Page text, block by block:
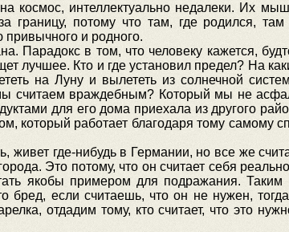
на космос, интеллектуально недалеки. Их
границу, потому что там, где родился,
привычного и родного.
Парадокс в том, что человеку кажется,
лучшее. Кто и где установил предел? На
на Луну и вылететь из солнечной
считаем враждебным? Который мы не
для его дома приехала из другого
который работает благодаря тому самому
живет где-нибудь в Германии, но все же
Это потому, что он считает себя
якобы примером для подражания.
бред, если считаешь, что он не нужен,
отдадим тому, кто считает, что это